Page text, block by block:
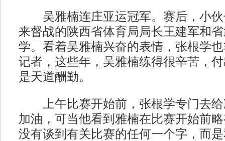
吴雅楠连庄亚运冠军。赛后，小伙
来督战的陕西省体育局局长王建军和
学。看着吴雅楠兴奋的表情，张根学
记者，这些年，吴雅楠练得很辛苦，
是天道酬勤。
上午比赛开始前，张根学专门去给
加油，可当他看到雅楠在比赛开始前
没有谈到有关比赛的任何一个字，而